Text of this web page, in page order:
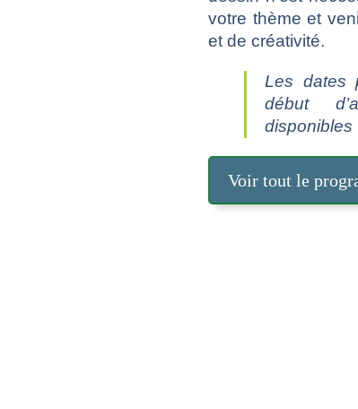
votre thème et
et de créativité.
Les dates
début
disponibles
Voir tout le